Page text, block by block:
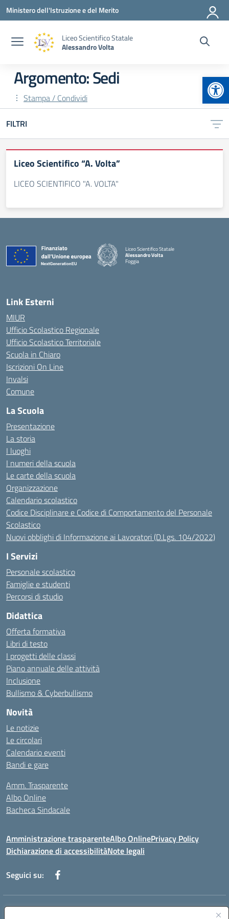
Vai ai contenuti
Vai al menu di navigazione
Vai al footer
Ministero dell'Istruzione e del Merito
Liceo Scientifico Statale
Alessandro Volta
Argomento: Sedi
Stampa / Condividi
FILTRI
Liceo Scientifico “A. Volta”
LICEO SCIENTIFICO "A. VOLTA"
Liceo Scientifico Statale
Alessandro Volta
Foggia
— Visita la pagina iniziale della scuola
Link Esterni
MIUR
Ufficio Scolastico Regionale
Ufficio Scolastico Territoriale
Scuola in Chiaro
Iscrizioni On Line
Invalsi
Comune
La Scuola
Presentazione
La storia
I luoghi
I numeri della scuola
Le carte della scuola
Organizzazione
Calendario scolastico
Codice Disciplinare e Codice di Comportamento del Personale
Scolastico
Nuovi obblighi di Informazione ai Lavoratori (D.Lgs. 104/2022)
I Servizi
Personale scolastico
Famiglie e studenti
Percorsi di studio
Didattica
Offerta formativa
Libri di testo
I progetti delle classi
Piano annuale delle attività
Inclusione
Bullismo & Cyberbullismo
Novità
Le notizie
Le circolari
Calendario eventi
Bandi e gare
Amm. Trasparente
Albo Online
Bacheca Sindacale
Amministrazione trasparenteAlbo OnlinePrivacy Policy
Dichiarazione di accessibilitàNote legali
Seguici su:
Indirizzo: